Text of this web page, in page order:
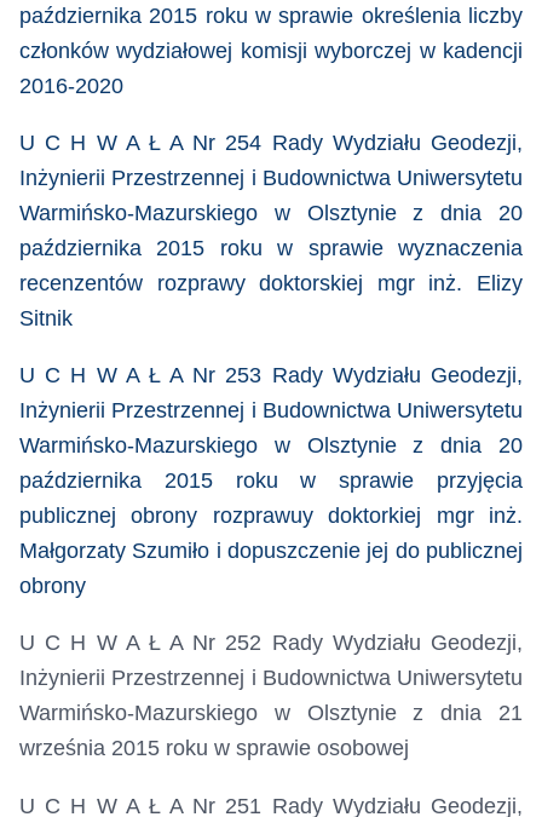
października 2015 roku w sprawie określenia liczby
członków wydziałowej komisji wyborczej w kadencji
2016-2020
U C H W A Ł A Nr 254 Rady Wydziału Geodezji,
Inżynierii Przestrzennej i Budownictwa Uniwersytetu
Warmińsko-Mazurskiego w Olsztynie z dnia 20
października 2015 roku
w sprawie wyznaczenia
recenzentów rozprawy doktorskiej mgr inż. Elizy
Sitnik
U C H W A Ł A Nr 253 Rady Wydziału Geodezji,
Inżynierii Przestrzennej i Budownictwa Uniwersytetu
Warmińsko-Mazurskiego w Olsztynie z dnia 20
października 2015 roku
w sprawie przyjęcia
publicznej obrony rozprawuy doktorkiej mgr inż.
Małgorzaty Szumiło i dopuszczenie jej do publicznej
obrony
U C H W A Ł A Nr 252 Rady Wydziału Geodezji,
Inżynierii Przestrzennej i Budownictwa Uniwersytetu
Warmińsko-Mazurskiego w Olsztynie z dnia 21
września 2015 roku w sprawie osobowej
U C H W A Ł A Nr 251 Rady Wydziału Geodezji,